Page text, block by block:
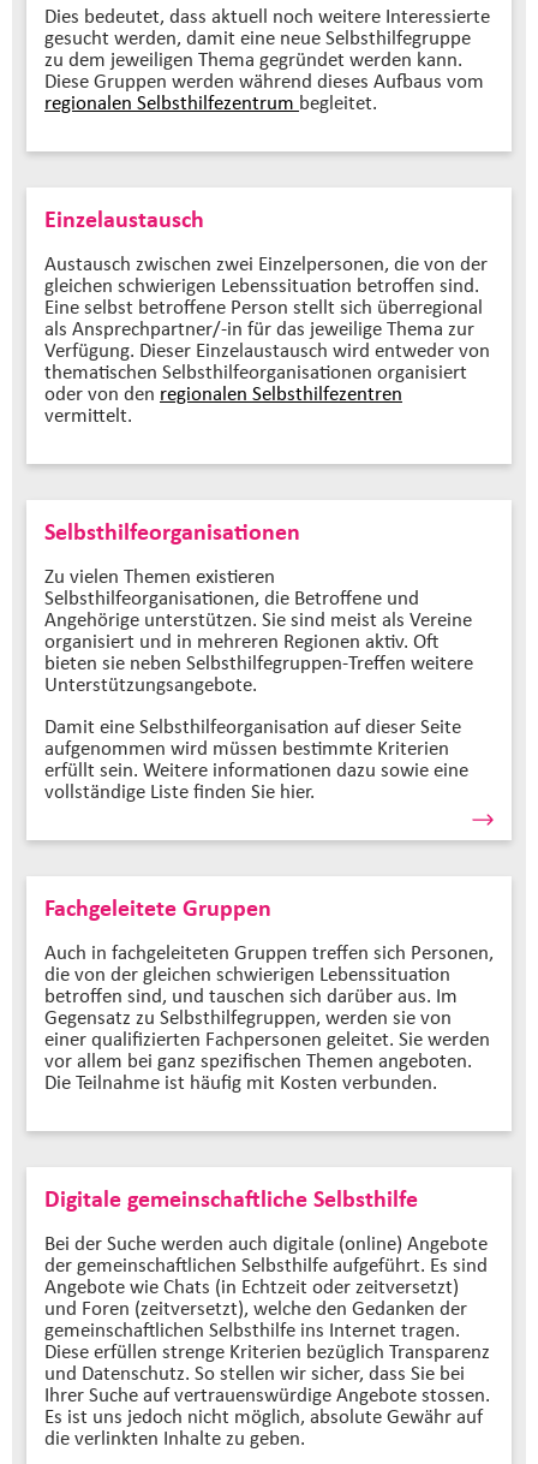
Dies bedeutet, dass aktuell noch weitere Interessierte
gesucht werden, damit eine neue Selbsthilfegruppe
zu dem jeweiligen Thema gegründet werden kann.
Diese Gruppen werden während dieses Aufbaus vom
regionalen Selbsthilfezentrum begleitet.
Einzelaustausch
Austausch zwischen zwei Einzelpersonen, die von der
gleichen schwierigen Lebenssituation betroffen sind.
Eine selbst betroffene Person stellt sich überregional
als Ansprechpartner/-in für das jeweilige Thema zur
Verfügung. Dieser Einzelaustausch wird entweder von
thematischen Selbsthilfeorganisationen organisiert
oder von den regionalen Selbsthilfezentren
vermittelt.
Selbsthilfeorganisationen
Zu vielen Themen existieren
Selbsthilfeorganisationen, die Betroffene und
Angehörige unterstützen. Sie sind meist als Vereine
organisiert und in mehreren Regionen aktiv. Oft
bieten sie neben Selbsthilfegruppen-Treffen weitere
Unterstützungsangebote.
Damit eine Selbsthilfeorganisation auf dieser Seite
aufgenommen wird müssen bestimmte Kriterien
erfüllt sein. Weitere informationen dazu sowie eine
vollständige Liste finden Sie hier.
Fachgeleitete Gruppen
Auch in fachgeleiteten Gruppen treffen sich Personen,
die von der gleichen schwierigen Lebenssituation
betroffen sind, und tauschen sich darüber aus. Im
Gegensatz zu Selbsthilfegruppen, werden sie von
einer qualifizierten Fachpersonen geleitet. Sie werden
vor allem bei ganz spezifischen Themen angeboten.
Die Teilnahme ist häufig mit Kosten verbunden.
Digitale gemeinschaftliche Selbsthilfe
Bei der Suche werden auch digitale (online) Angebote
der gemeinschaftlichen Selbsthilfe aufgeführt. Es sind
Angebote wie Chats (in Echtzeit oder zeitversetzt)
und Foren (zeitversetzt), welche den Gedanken der
gemeinschaftlichen Selbsthilfe ins Internet tragen.
Diese erfüllen strenge Kriterien bezüglich Transparenz
und Datenschutz. So stellen wir sicher, dass Sie bei
Ihrer Suche auf vertrauenswürdige Angebote stossen.
Es ist uns jedoch nicht möglich, absolute Gewähr auf
die verlinkten Inhalte zu geben.